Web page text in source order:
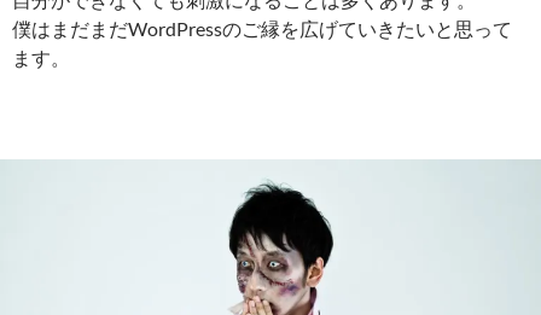
僕はまだまだWordPressのご縁を広げていきたいと思って
ます。